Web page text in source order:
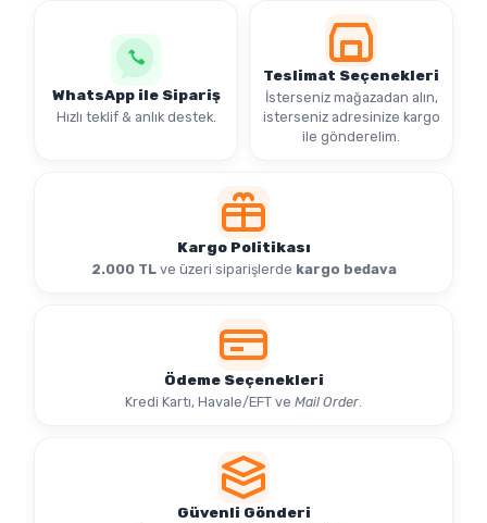
WhatsApp ile Sipariş
Hızlı teklif & anlık destek.
Teslimat Seçenekleri
İsterseniz mağazadan alın,
isterseniz adresinize kargo
ile gönderelim.
Kargo Politikası
2.000 TLve üzeri siparişlerde kargo bedava
Ödeme Seçenekleri
Kredi Kartı, Havale/EFT ve Mail Order.
Güvenli Gönderi